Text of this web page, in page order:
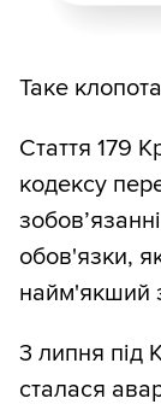
Таке
Стаття 179
кодексу
обов'язки,
найм'якший
3 липня під
сталася